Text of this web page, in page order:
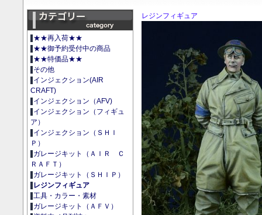
★★再入荷★★
★★御予約受付中の商品
★★特価品★★
その他
インジェクション(AIR
CRAFT)
インジェクション（AFV)
インジェクション（フィギュ
ア）
インジェクション（ＳＨＩ
Ｐ）
ガレージキット（ＡＩＲ Ｃ
ＲＡＦＴ）
ガレージキット（ＳＨＩＰ）
レジンフィギュア
工具・カラー・素材
ガレージキット（ＡＦＶ）
レジンフィギュア